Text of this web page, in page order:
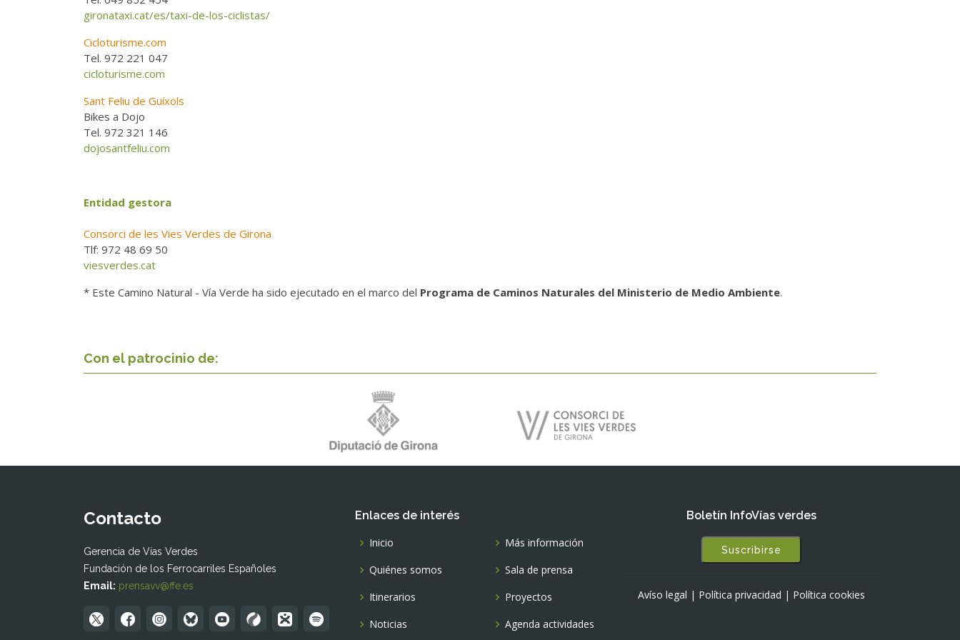
gironataxi.cat/es/taxi-de-los-ciclistas/
Cicloturisme.com
Tel. 972 221 047
cicloturisme.com
Sant Feliu de Guíxols
Bikes a Dojo
Tel. 972 321 146
dojosantfeliu.com
Entidad gestora
Consorci de les Vies Verdes de Girona
Tlf: 972 48 69 50
viesverdes.cat
* Este Camino Natural - Vía Verde ha sido ejecutado en el marco del Programa de Caminos Naturales del Ministerio de Medio Ambiente.
Con el patrocinio de:
Contacto
Gerencia de Vías Verdes
Fundación de los Ferrocarriles Españoles
Email: prensavv@ffe.es
Enlaces de interés
Inicio
Quiénes somos
Itinerarios
Noticias
Más información
Sala de prensa
Proyectos
Agenda actividades
Boletín InfoVías verdes
Suscribirse
Avíso legal | Política privacidad | Política cookies